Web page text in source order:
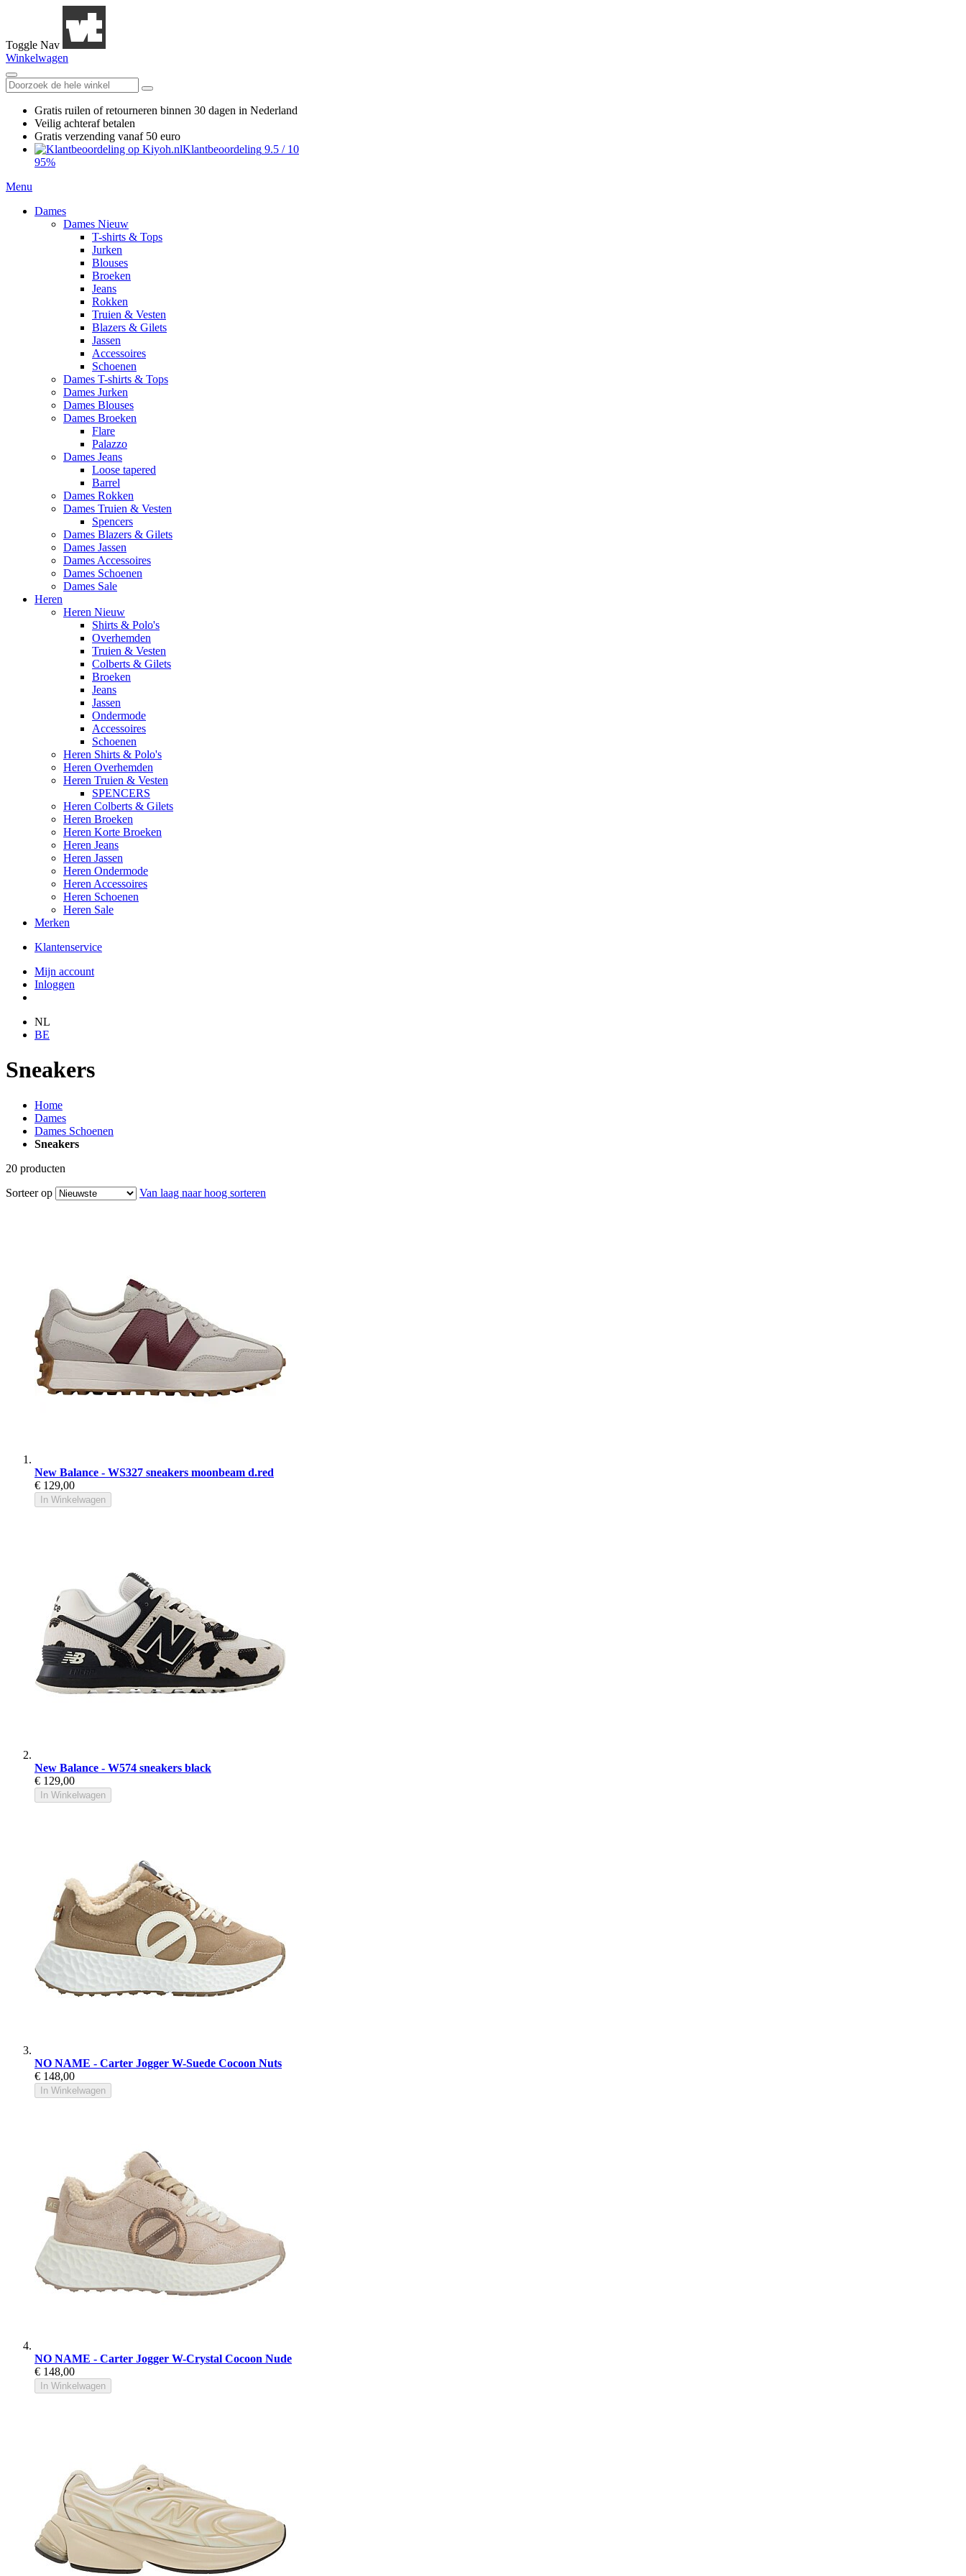
Toggle Nav
Winkelwagen
Gratis ruilen of retourneren binnen 30 dagen in Nederland
Veilig achteraf betalen
Gratis verzending vanaf 50 euro
Klantbeoordeling 9.5 / 10
95%
Menu
Dames
Dames Nieuw
T-shirts & Tops
Jurken
Blouses
Broeken
Jeans
Rokken
Truien & Vesten
Blazers & Gilets
Jassen
Accessoires
Schoenen
Dames T-shirts & Tops
Dames Jurken
Dames Blouses
Dames Broeken
Flare
Palazzo
Dames Jeans
Loose tapered
Barrel
Dames Rokken
Dames Truien & Vesten
Spencers
Dames Blazers & Gilets
Dames Jassen
Dames Accessoires
Dames Schoenen
Dames Sale
Heren
Heren Nieuw
Shirts & Polo's
Overhemden
Truien & Vesten
Colberts & Gilets
Broeken
Jeans
Jassen
Ondermode
Accessoires
Schoenen
Heren Shirts & Polo's
Heren Overhemden
Heren Truien & Vesten
SPENCERS
Heren Colberts & Gilets
Heren Broeken
Heren Korte Broeken
Heren Jeans
Heren Jassen
Heren Ondermode
Heren Accessoires
Heren Schoenen
Heren Sale
Merken
Klantenservice
Mijn account
Inloggen
NL
BE
Sneakers
Home
Dames
Dames Schoenen
Sneakers
20 producten
Sorteer op
Van laag naar hoog sorteren
New Balance - WS327 sneakers moonbeam d.red
€ 129,00
In Winkelwagen
New Balance - W574 sneakers black
€ 129,00
In Winkelwagen
NO NAME - Carter Jogger W-Suede Cocoon Nuts
€ 148,00
In Winkelwagen
NO NAME - Carter Jogger W-Crystal Cocoon Nude
€ 148,00
In Winkelwagen